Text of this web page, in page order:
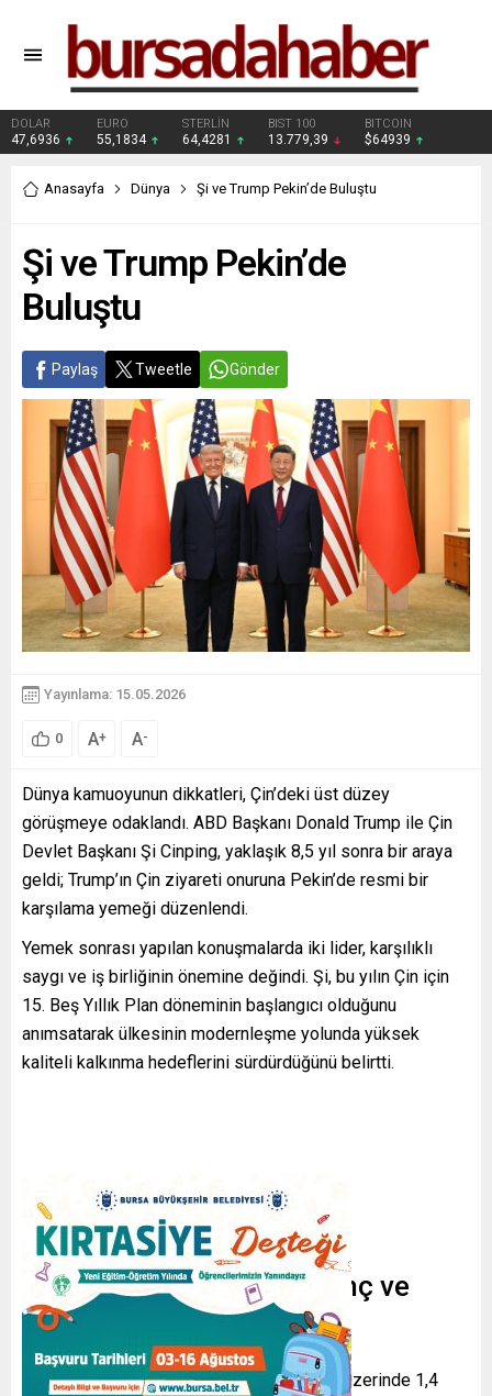
DOLAR
47,6936
EURO
55,1834
STERLİN
64,4281
BIST 100
13.779,39
BITCOIN
$64939
Anasayfa Dünya Şi ve Trump Pekin’de Buluştu
Şi ve Trump Pekin’de
Buluştu
Paylaş Tweetle Gönder
Yayınlama: 15.05.2026
0 A+ A-
Dünya kamuoyunun dikkatleri, Çin’deki üst düzey
görüşmeye odaklandı. ABD Başkanı Donald Trump ile Çin
Devlet Başkanı Şi Cinping, yaklaşık 8,5 yıl sonra bir araya
geldi; Trump’ın Çin ziyareti onuruna Pekin’de resmi bir
karşılama yemeği düzenlendi.
Yemek sonrası yapılan konuşmalarda iki lider, karşılıklı
saygı ve iş birliğinin önemine değindi. Şi, bu yılın Çin için
15. Beş Yıllık Plan döneminin başlangıcı olduğunu
anımsatarak ülkesinin modernleşme yolunda yüksek
kaliteli kalkınma hedeflerini sürdürdüğünü belirtti.
Şi’nin Mesajı: Ortak Kazanç ve
Tarihsel Sorumluluk
Şi, 5 bin yılı aşan Çin medeniyeti temelleri üzerinde 1,4